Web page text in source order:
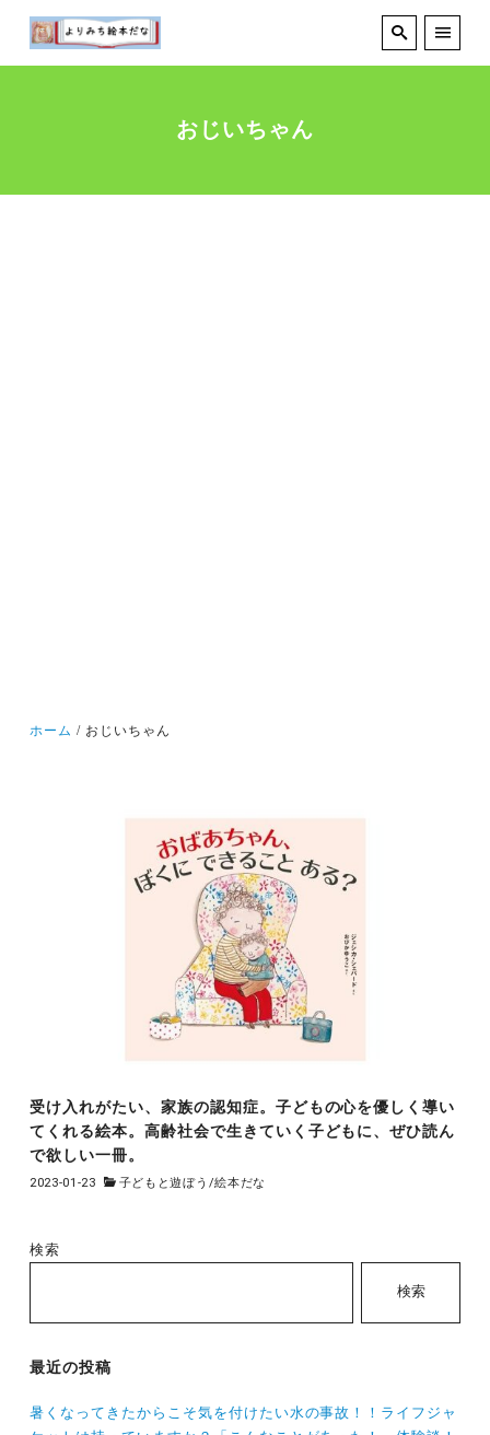
おじいちゃん
ホーム おじいちゃん
受け入れがたい、家族の認知症。子どもの心を優しく導い
てくれる絵本。高齢社会で生きていく子どもに、ぜひ読ん
で欲しい一冊。
2023-01-23 子どもと遊ぼう /絵本だな
検索
検索
最近の投稿
暑くなってきたからこそ気を付けたい水の事故！！ライフジャ